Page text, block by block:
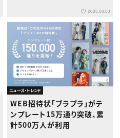
2026.08.03
ニュース・トレンド
WEB招待状「ブラプラ」がテ
ンプレート15万通り突破、累
計500万人が利用